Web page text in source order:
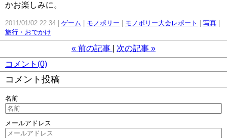
かお楽しみに。
2011/01/02 22:34 ゲーム モノポリー モノポリー大会レポート
写真
旅行・おでかけ
« 前の記事 次の記事 »
コメント(0)
コメント投稿
名前
メールアドレス